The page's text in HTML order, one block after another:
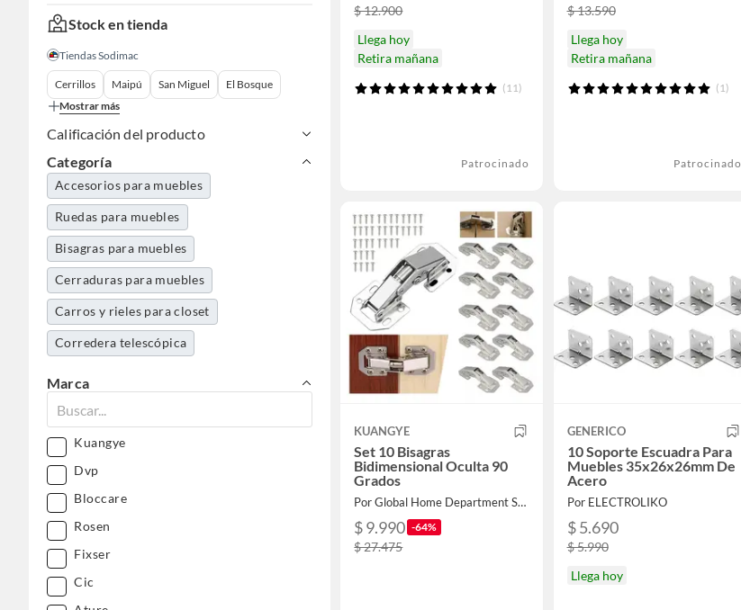
Stock en tienda
Tiendas Sodimac
Cerrillos Maipú San Miguel
El Bosque
Mostrar más
Calificación del producto
Categoría
Accesorios para muebles
Ruedas para muebles
Bisagras para muebles
Cerraduras para muebles
Carros y rieles para closet
Corredera telescópica
Marca
Kuangye
Dvp
Bloccare
Rosen
Fixser
Cic
$ 12.900
Llega hoy
Retira mañana
(11)
Patrocinado
$ 13.590
Llega hoy
Retira mañana
(1)
Patrocinado
KUANGYE
Set 10 Bisagras
Bidimensional Oculta 90
Grados
Por Global Home Department Store
$ 9.990 -64%
$ 27.475
GENERICO
10 Soporte Escuadra Para
Muebles 35x26x26mm De
Acero
Por ELECTROLIKO
$ 5.690
$ 5.990
Llega hoy